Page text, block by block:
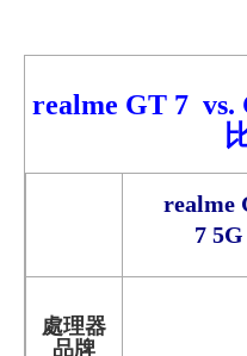
realme GT 7 vs.
realme
7 5G
處理器
品牌